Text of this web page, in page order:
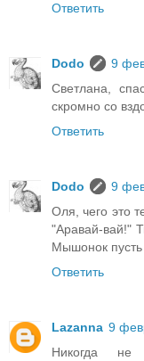
Ответить
Dodo
9
Светлана,
скромно со
Ответить
Dodo
9
Оля, чего это
"Аравай-вай!"
Мышонок пусть
Ответить
Lazanna 9
Никогда